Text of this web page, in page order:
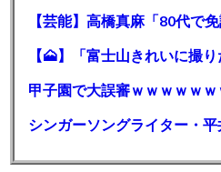
甲子園で大誤審ｗｗｗｗｗｗ